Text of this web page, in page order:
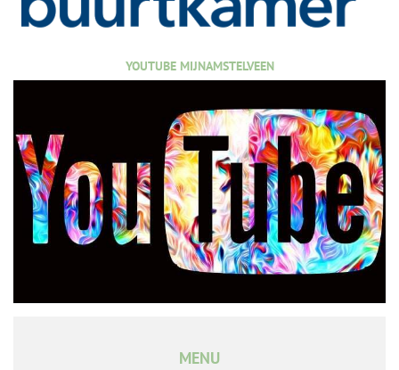
YOUTUBE MIJNAMSTELVEEN
MENU